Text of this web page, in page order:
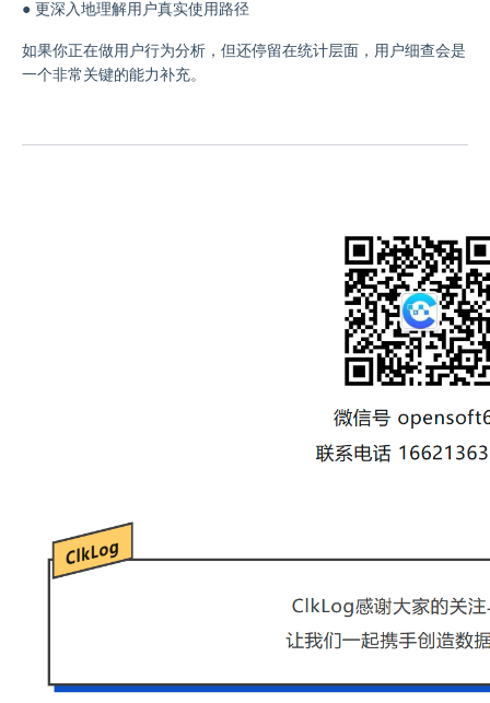
● 更深入地理解用户真实使用路径
如果你正在做用户行为分析，但还停留在统计层面，用户细查会是
一个非常关键的能力补充。